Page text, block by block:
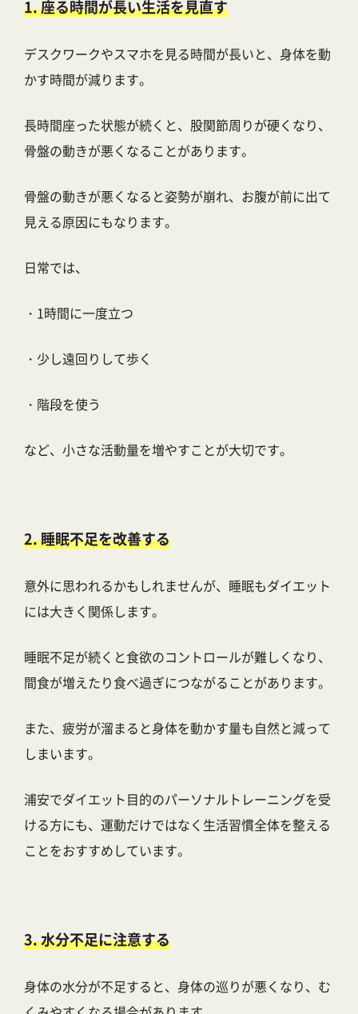
1. 座る時間が長い生活を見直す
デスクワークやスマホを見る時間が長いと、身体を動
かす時間が減ります。
長時間座った状態が続くと、股関節周りが硬くなり、
骨盤の動きが悪くなることがあります。
骨盤の動きが悪くなると姿勢が崩れ、お腹が前に出て
見える原因にもなります。
日常では、
・1時間に一度立つ
・少し遠回りして歩く
・階段を使う
など、小さな活動量を増やすことが大切です。
2. 睡眠不足を改善する
意外に思われるかもしれませんが、睡眠もダイエット
には大きく関係します。
睡眠不足が続くと食欲のコントロールが難しくなり、
間食が増えたり食べ過ぎにつながることがあります。
また、疲労が溜まると身体を動かす量も自然と減って
しまいます。
浦安でダイエット目的のパーソナルトレーニングを受
ける方にも、運動だけではなく生活習慣全体を整える
ことをおすすめしています。
3. 水分不足に注意する
身体の水分が不足すると、身体の巡りが悪くなり、む